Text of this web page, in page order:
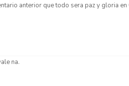
anterior que todo sera paz y gloria en
na.